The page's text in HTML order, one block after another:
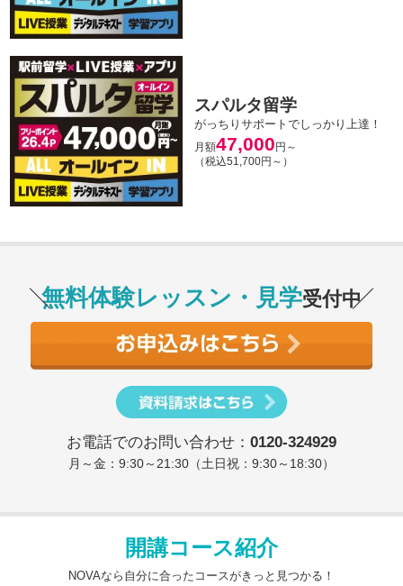
スパルタ留学
がっちりサポートでしっかり上達！
月額47,000 円～
（税込51,700円～）
無料体験レッスン・見学受付中
お電話でのお問い合わせ： 0120-324929
月～金：9:30～21:30（土日祝：9:30～18:30）
開講コース紹介
NOVAなら自分に合ったコースがきっと見つかる！